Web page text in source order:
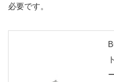
必要です。